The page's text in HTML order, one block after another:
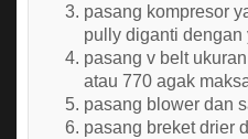
pasang kompresor
pully diganti dengan
pasang v belt
atau 770 agak
pasang blower dan
pasang breket drier